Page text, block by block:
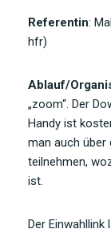
Referentin:
hfr)
Ablauf/
„zoom“. Der
Handy ist
man auch über
teilnehmen,
ist.
Der Einwahllink